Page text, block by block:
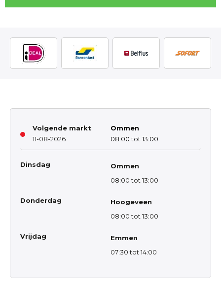
Volgende markt
11-08-2026
Ommen
08:00 tot 13:00
Dinsdag
Ommen
08:00 tot 13:00
Donderdag
Hoogeveen
08:00 tot 13:00
Vrijdag
Emmen
07:30 tot 14:00